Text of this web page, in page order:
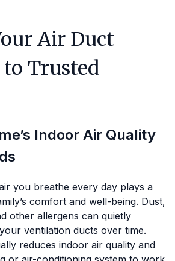
Air Duct
Trusted
Indoor Air Quality
you breathe every day plays a
comfort and well-being. Dust,
other allergens can quietly
ventilation ducts over time.
reduces indoor air quality and